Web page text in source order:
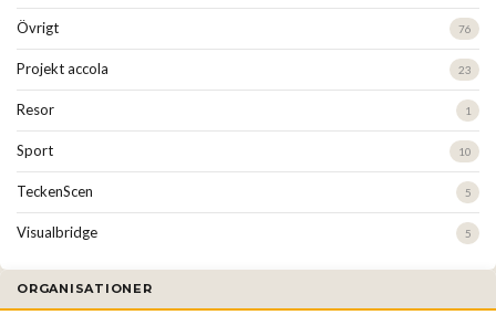
Övrigt 76
Projekt accola 23
Resor 1
Sport 10
TeckenScen 5
Visualbridge 5
ORGANISATIONER